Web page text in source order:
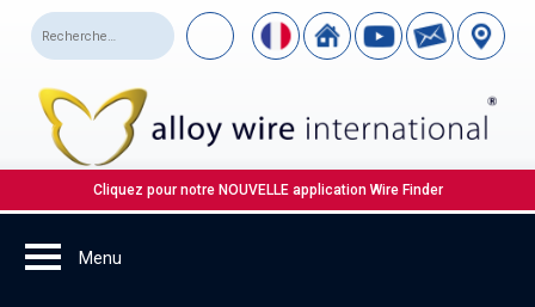
Cliquez pour notre NOUVELLE application Wire Finder